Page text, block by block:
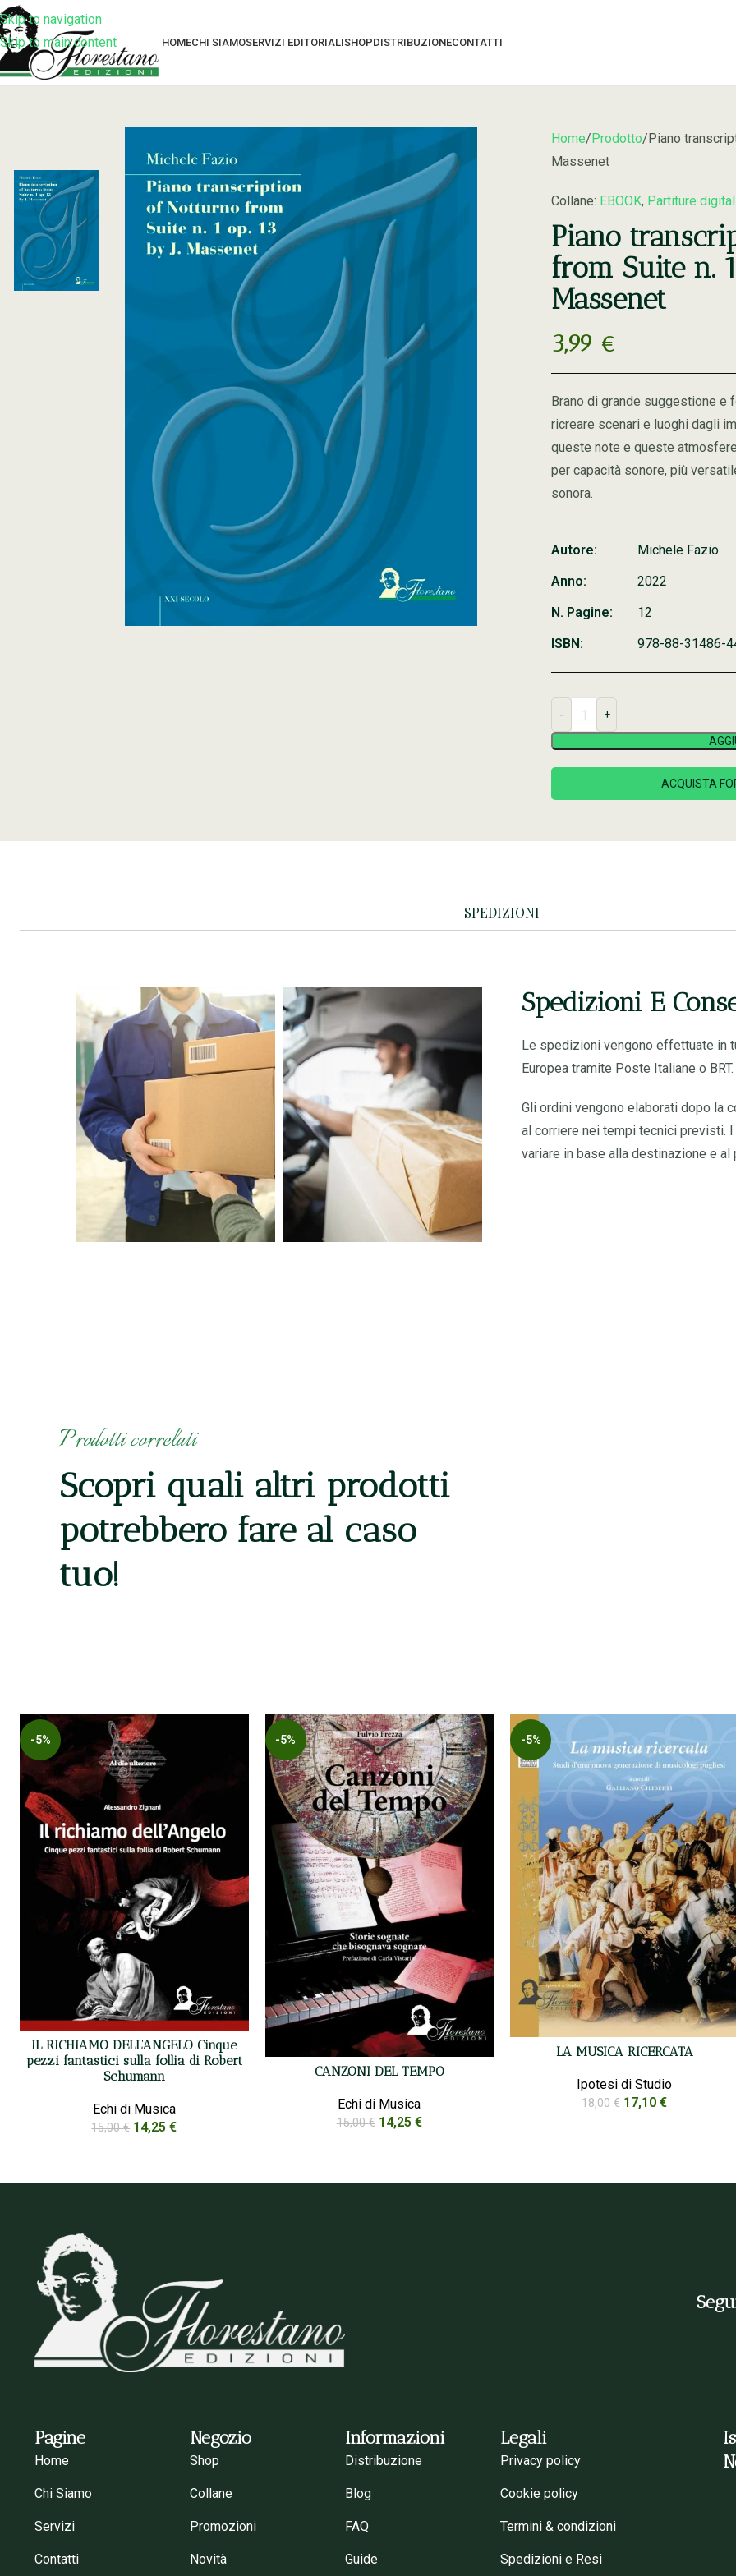
Skip to navigation
Skip to main content
HOMECHI SIAMOSERVIZI EDITORIALISHOPDISTRIBUZIONECONTATTI
Home Prodotto Piano
Massenet
Collane: EBOOK, Partiture
Piano
from Suite n.
Massenet
3,99 €
Brano di grande suggestione e
ricreare scenari e luoghi dagli
queste note e queste
per capacità sonore, più
sonora.
Autore:
Anno:
N. Pagine:
ISBN:
Michele Fazio
2022
12
978-88-31486-
ACQUISTA
SPEDIZIONI
Spedizioni E
Le spedizioni vengono effettuate in
Europea tramite Poste Italiane o BRT.
Gli ordini vengono elaborati dopo la
al corriere nei tempi tecnici previsti.
variare in base alla destinazione e al
Prodotti correlati
Scopri quali altri prodotti
potrebbero fare al caso
tuo!
-5%
IL RICHIAMO DELL’ANGELO Cinque
pezzi fantastici sulla follia di Robert
Schumann
Echi di Musica
15,00€ 14,25€
-5%
CANZONI DEL TEMPO
Echi di Musica
15,00€ 14,25 €
-5%
LA MUSICA RICERCATA
Ipotesi di Studio
18,00€ 17,10€
Pagine
Home
Chi Siamo
Servizi
Contatti
Negozio
Shop
Collane
Promozioni
Novità
Informazioni
Distribuzione
Blog
FAQ
Guide
Legali
Privacy policy
Cookie policy
Termini & condizioni
Spedizioni e Resi